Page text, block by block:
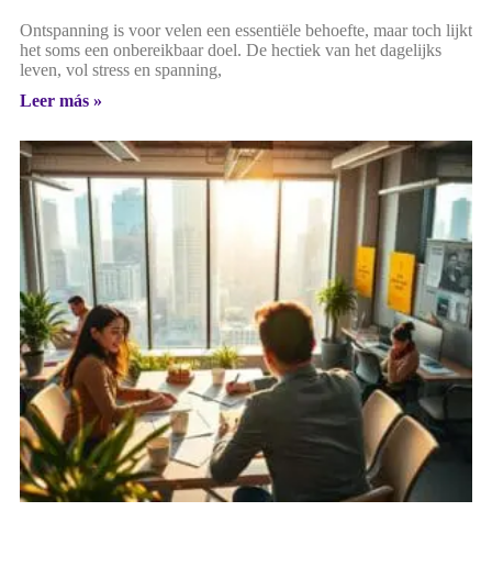
Ontspanning is voor velen een essentiële behoefte, maar toch lijkt
het soms een onbereikbaar doel. De hectiek van het dagelijks
leven, vol stress en spanning,
Leer más »